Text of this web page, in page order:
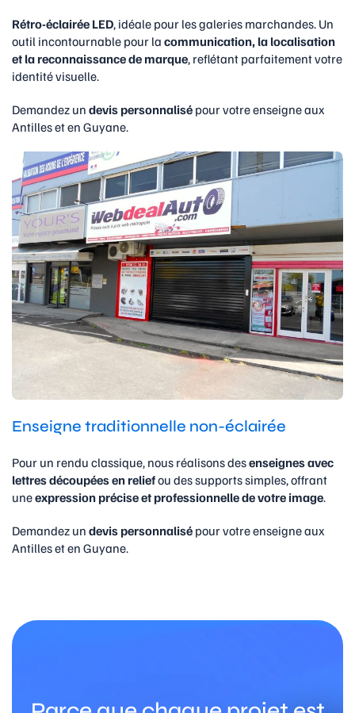
Rétro-éclairée LED, idéale pour les galeries marchandes. Un
outil incontournable pour la communication, la localisation
et la reconnaissance de marque, reflétant parfaitement votre
identité visuelle.
Demandez un devis personnalisé pour votre enseigne aux
Antilles et en Guyane.
Enseigne traditionnelle non-éclairée
Pour un rendu classique, nous réalisons desenseignes avec
lettres découpées en reliefou des supports simples, offrant
uneexpression précise et professionnelle de votre image.
Demandez un devis personnalisé pour votre enseigne aux
Antilles et en Guyane.